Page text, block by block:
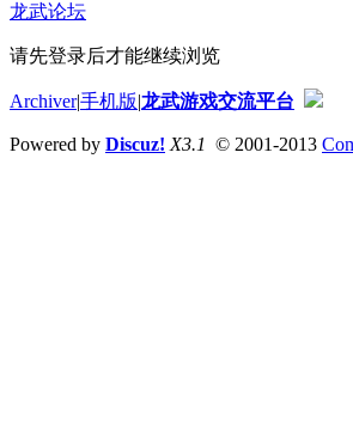
龙武论坛
请先登录后才能继续浏览
Archiver|手机版|龙武游戏交流平台
Powered by Discuz! X3.1 © 2001-2013